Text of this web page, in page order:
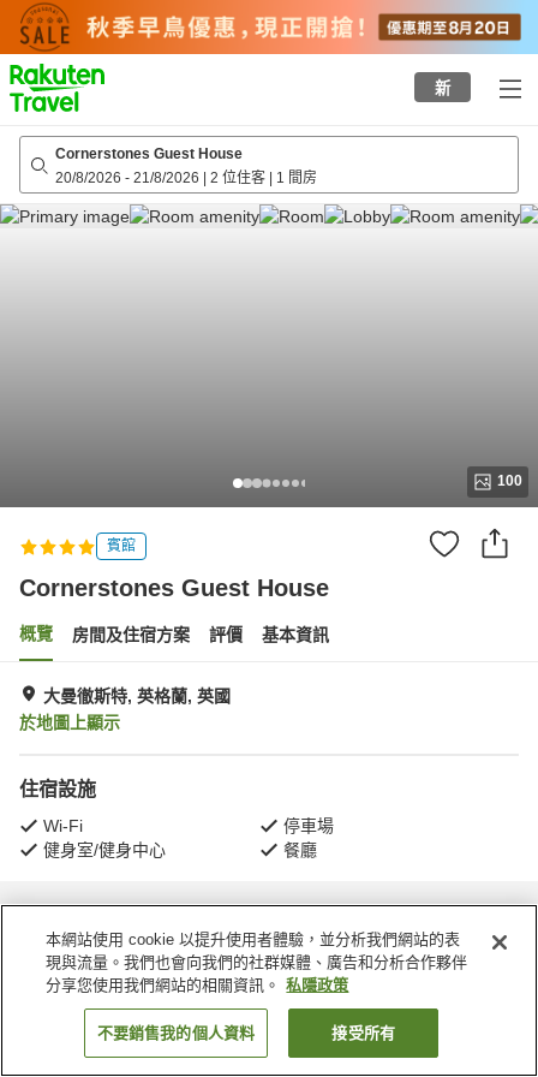
to
top
page
新
Cornerstones Guest House
20/8/2026 - 21/8/2026 | 2 位住客 | 1 間房
100
賓館
Cornerstones Guest House
概覽 房間及住宿方案 評價 基本資訊
大曼徹斯特, 英格蘭, 英國
於地圖上顯示
住宿設施
Wi-Fi
停車場
健身室/健身中心
餐廳
主頁 英國 英格蘭 大曼徹斯特 Cornerstones Guest House
找客房
本網站使用 cookie 以提升使用者體驗，並分析我們網站的表
現與流量。我們也會向我們的社群媒體、廣告和分析合作夥伴
分享您使用我們網站的相關資訊。
私隱政策
不要銷售我的個人資料 接受所有